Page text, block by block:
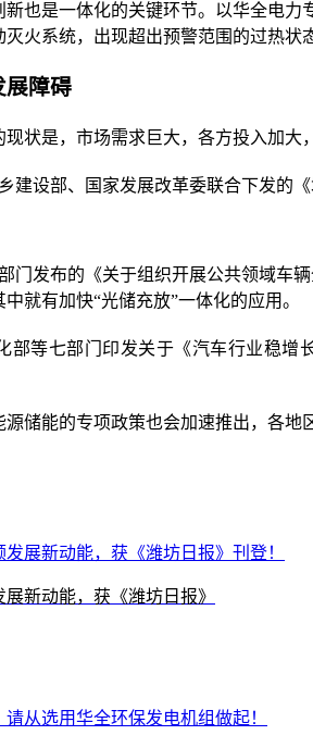
新也是一体化的关键环节。以华全电
火系统，出现超出预警范围的过热状
展障碍
状是，市场需求巨大，各方投入加大
建设部、国家发展改革委联合下发的
门发布的《关于组织开展公共领域车
就有加快“光储充放”一体化的应用。
部等七部门印发关于《汽车行业稳
储能的专项政策也会加速推出，各地
新动能，获《潍坊日报》